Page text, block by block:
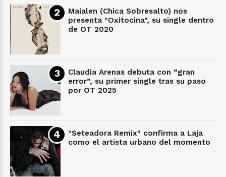
Maialen (Chica Sobresalto) nos
presenta "Oxitocina", su single dentro
de OT 2020
Claudia Arenas debuta con “gran
error”, su primer single tras su paso
por OT 2025
"Seteadora Remix" confirma a Laja
como el artista urbano del momento